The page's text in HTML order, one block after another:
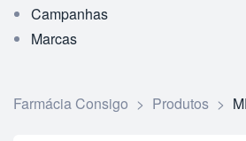
Campanhas
Marcas
Farmácia Consigo > Produtos >